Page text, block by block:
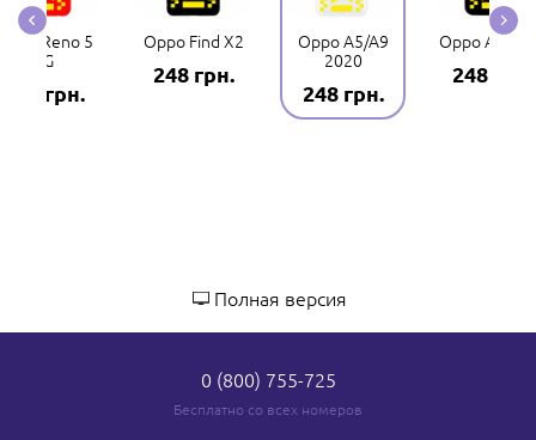
Reno 5
4G
248 грн.
Oppo Find X2
248 грн.
Oppo A5/A9
2020
248 грн.
Oppo A5s/
248 грн.
Полная версия
0 (800) 755-725
Бесплатно со всех номеров